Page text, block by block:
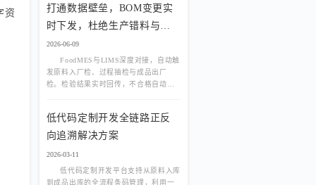
资
营销双重需求。
打通数据壁垒，BOM变更实
时下发，杜绝生产错料与包
材浪费
2026-06-09
FoodMES与LIMS深度对接，自动触
发原料入厂检、过程抽检与成品出厂
检。检验结果实时回传，不合格自动冻
合规审计。
低代码定制开发全链路正反
向追溯解决方案
2026-03-11
低代码定制开发平台支持从原料入库
到成品出库的全流程条码管理，利用一